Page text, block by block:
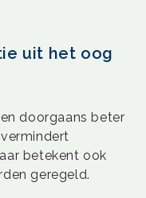
uit het oog
doorgaans beter
betekent ook
geregeld.